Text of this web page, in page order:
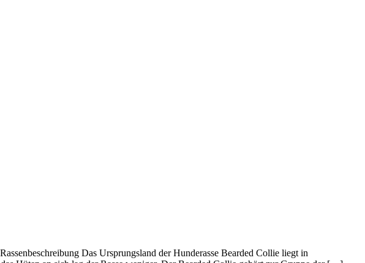
Das Ursprungsland der Hunderasse Bearded Collie liegt in